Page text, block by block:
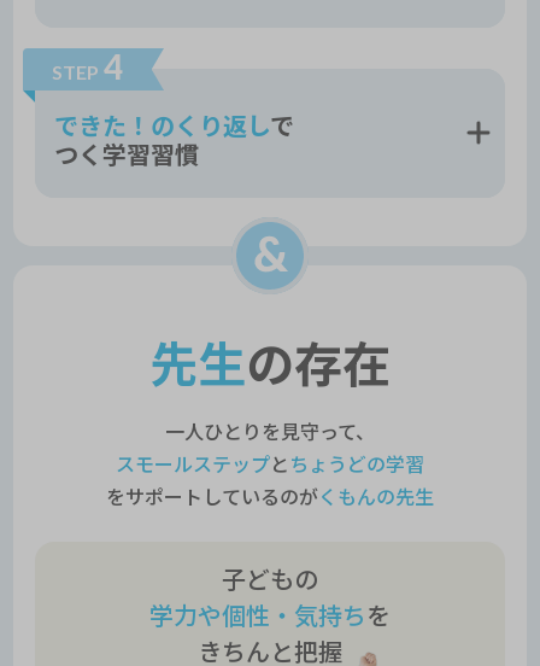
STEP 4
できた！のくり返しで
つく学習習慣
先生の存在
一人ひとりを見守って、
スモールステップと ちょうどの学習
をサポートしているのがくもんの先生
子どもの
学力や個性・気持ち を
きちんと把握